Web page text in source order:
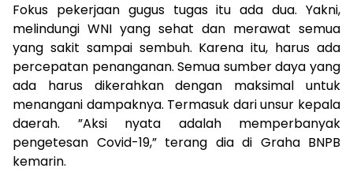
Fokus pekerjaan gugus tugas itu ada dua. Yakni,
melindungi WNI yang sehat dan merawat semua
yang sakit sampai sembuh. Karena itu, harus ada
percepatan penanganan. Semua sumber daya yang
ada harus dikerahkan dengan maksimal untuk
menangani dampaknya. Termasuk dari unsur kepala
daerah. ”Aksi nyata adalah memperbanyak
pengetesan Covid-19,” terang dia di Graha BNPB
kemarin.